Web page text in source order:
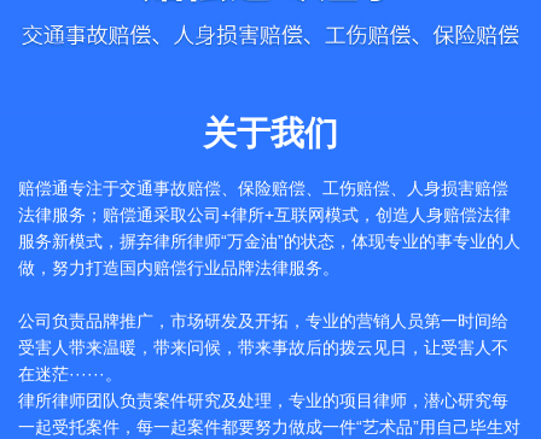
关于我们
赔偿通专注于交通事故赔偿、保险赔偿、工伤赔偿、人身损害赔偿
法律服务；赔偿通采取公司+律所+互联网模式，创造人身赔偿法律
服务新模式，摒弃律所律师“万金油”的状态，体现专业的事专业的人
做，努力打造国内赔偿行业品牌法律服务。
公司负责品牌推广，市场研发及开拓，专业的营销人员第一时间给
受害人带来温暖，带来问候，带来事故后的拨云见日，让受害人不
在迷茫······。
律所律师团队负责案件研究及处理，专业的项目律师，潜心研究每
一起受托案件，每一起案件都要努力做成一件“艺术品”用自己毕生对